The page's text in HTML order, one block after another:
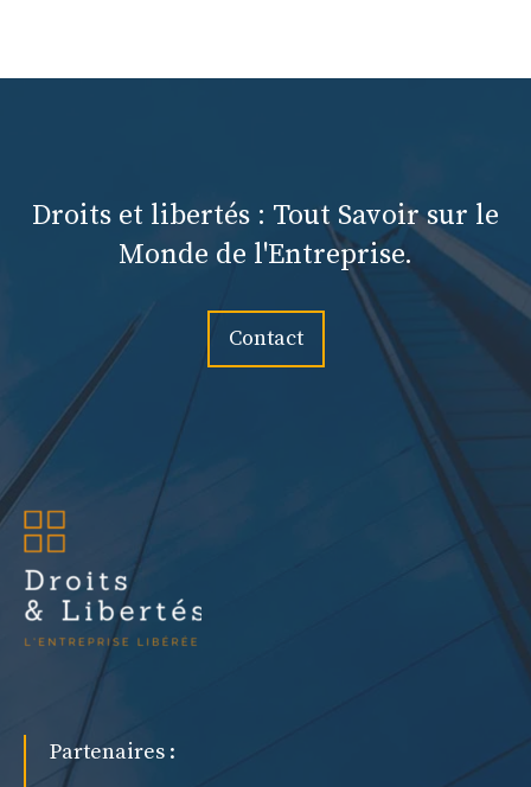
Droits et libertés : Tout Savoir sur le
Monde de l'Entreprise.
Contact
Partenaires :